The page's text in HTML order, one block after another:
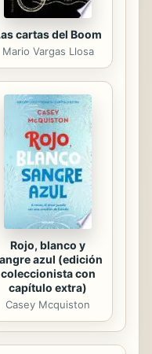
cartas del Boom
Mario Vargas Llosa
Rojo, blanco y
azul (edición
coleccionista con
capítulo extra)
Casey Mcquiston